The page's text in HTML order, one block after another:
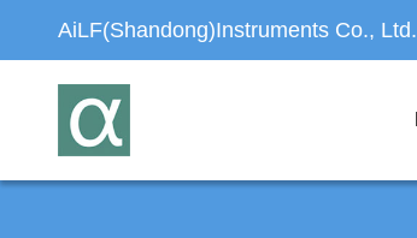
AiLF(Shandong)Instruments Co., Ltd.